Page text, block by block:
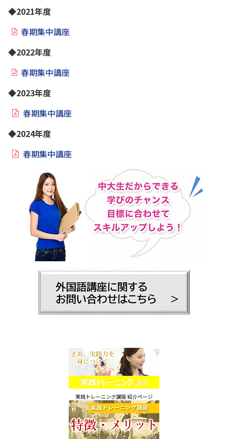
◆2021年度
春期集中講座
◆2022年度
春期集中講座
◆2023年度
春期集中講座
◆2024年度
春期集中講座
実践トレーニング講座 紹介ページ